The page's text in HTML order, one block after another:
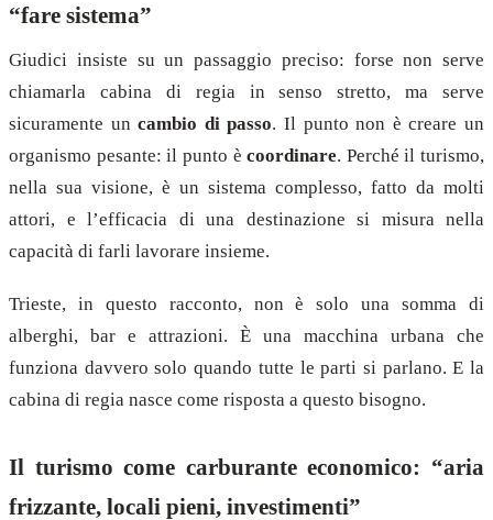
“fare sistema”
Giudici insiste su un passaggio preciso: forse non serve
chiamarla cabina di regia in senso stretto, ma serve
sicuramente uncambio di passo. Il punto non è creare un
organismo pesante: il punto ècoordinare. Perché il turismo,
nella sua visione, è un sistema complesso, fatto da molti
attori, e l’efficacia di una destinazione si misura nella
capacità di farli lavorare insieme.
Trieste, in questo racconto, non è solo una somma di
alberghi, bar e attrazioni. È una macchina urbana che
funziona davvero solo quando tutte le parti si parlano. E la
cabina di regia nasce come risposta a questo bisogno.
Il turismo come carburante economico: “aria
frizzante, locali pieni, investimenti”